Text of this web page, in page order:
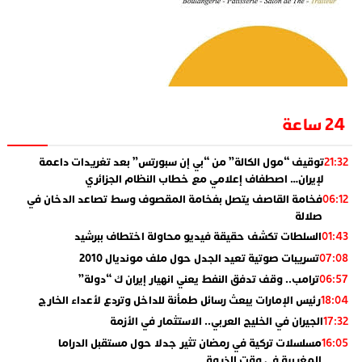
24 ساعة
21:32توقيف “مول الكالة” من “بي إن سبورتس” بعد تغريدات داعمة
لإيران… اصطفاف إعلامي مع خطاب النظام الجزائري
06:12فخامة القاصف يتصل بفخامة المقصوف وسط تصاعد الدخان في
صلالة
01:43السلطات تكشف حقيقة فيديو محاولة اختطاف ببرشيد
07:08تسريبات صوتية تعيد الجدل حول ملف مونديال 2010
06:57ترامب.. وقف تدفق النفط يعني انهيار إيران ك “دولة”
18:04رئيس الإمارات يبعث رسائل طمأنة للداخل وتردع لأعداء الخارج
17:32الجيران في الخليج العربي.. الاستثمار في الأزمة
16:05مسلسلات تركية في رمضان تثير جدلا حول مستقبل الدراما